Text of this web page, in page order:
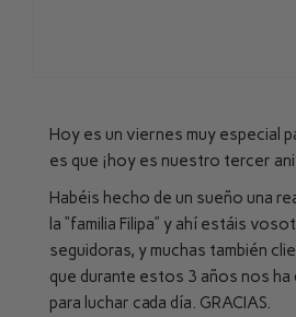
Hoy es un viernes muy especial
es que ¡hoy es nuestro tercer
Habéis hecho de un sueño una
la “familia Filipa” y ahí estáis
seguidoras, y muchas también
que durante estos 3 años nos ha
para luchar cada día. GRACIAS.